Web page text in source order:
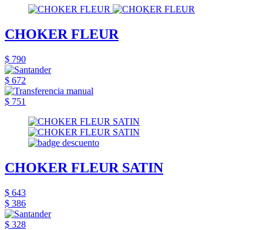
CHOKER FLEUR
$ 790
$ 672
$ 751
CHOKER FLEUR SATIN
$ 643
$ 386
$ 328